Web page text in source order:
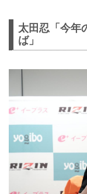
太田忍「今年
ば」